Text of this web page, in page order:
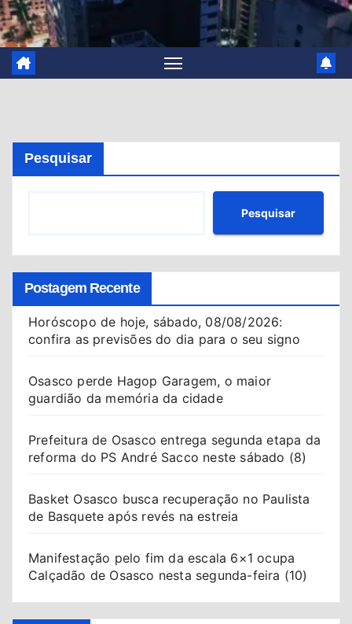
Pesquisar
Pesquisar
Postagem Recente
Horóscopo de hoje, sábado, 08/08/2026:
confira as previsões do dia para o seu signo
Osasco perde Hagop Garagem, o maior
guardião da memória da cidade
Prefeitura de Osasco entrega segunda etapa da
reforma do PS André Sacco neste sábado (8)
Basket Osasco busca recuperação no Paulista
de Basquete após revés na estreia
Manifestação pelo fim da escala 6×1 ocupa
Calçadão de Osasco nesta segunda-feira (10)